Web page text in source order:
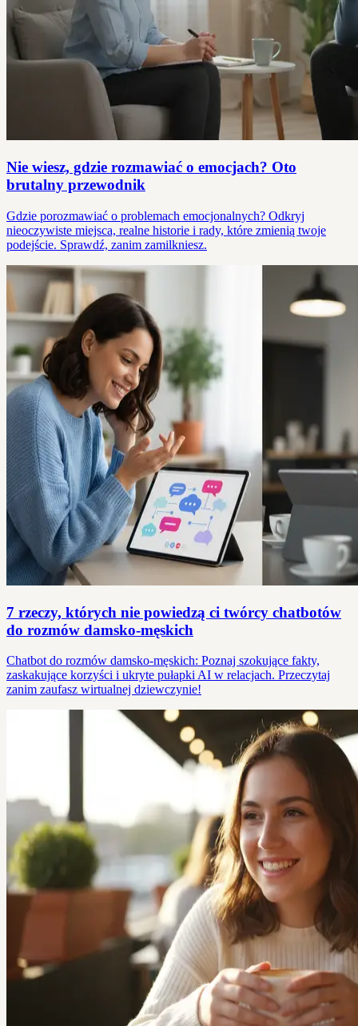
Nie wiesz, gdzie rozmawiać o emocjach? Oto
brutalny przewodnik
Gdzie porozmawiać o problemach emocjonalnych? Odkryj
nieoczywiste miejsca, realne historie i rady, które zmienią twoje
podejście. Sprawdź, zanim zamilkniesz.
7 rzeczy, których nie powiedzą ci twórcy chatbotów
do rozmów damsko-męskich
Chatbot do rozmów damsko-męskich: Poznaj szokujące fakty,
zaskakujące korzyści i ukryte pułapki AI w relacjach. Przeczytaj
zanim zaufasz wirtualnej dziewczynie!